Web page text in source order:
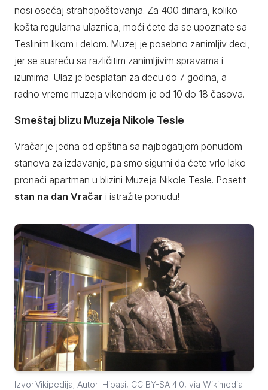
nosi osećaj strahopoštovanja. Za 400 dinara, koliko
košta regularna ulaznica, moći ćete da se upoznate sa
Teslinim likom i delom. Muzej je posebno zanimljiv deci,
jer se susreću sa različitim zanimljivim spravama i
izumima. Ulaz je besplatan za decu do 7 godina, a
radno vreme muzeja vikendom je od 10 do 18 časova.
Smeštaj blizu Muzeja Nikole Tesle
Vračar je jedna od opština sa najbogatijom ponudom
stanova za izdavanje, pa smo sigurni da ćete vrlo lako
pronaći apartman u blizini Muzeja Nikole Tesle. Posetit
stan na dan Vračar i istražite ponudu!
Izvor:Vikipedija; Autor: Hibasi, CC BY-SA 4.0, via Wikimedia